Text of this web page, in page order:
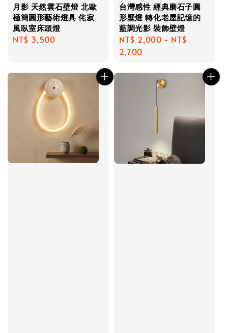
月影 天然雲石壁燈 北歐
極簡圓形藝術燈具 侘寂
風臥室床頭燈
Regular
NT$ 3,500
台灣感性 經典磨石子圓
形壁燈 轉化老屋記憶的
藍調光影 裝飾壁燈
Regular
price
NT$ 2,000 - NT$
2,700